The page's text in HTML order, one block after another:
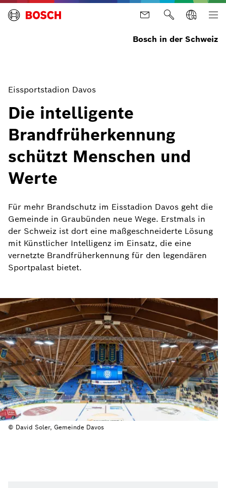
Bosch in der Schweiz
Eissportstadion Davos
Die intelligente
Brandfrüherkennung
schützt Menschen und
Werte
Für mehr Brandschutz im Eisstadion Davos geht die
Gemeinde in Graubünden neue Wege. Erstmals in
der Schweiz ist dort eine maßgeschneiderte Lösung
mit Künstlicher Intelligenz im Einsatz, die eine
vernetzte Brandfrüherkennung für den legendären
Sportpalast bietet.
© David Soler, Gemeinde Davos